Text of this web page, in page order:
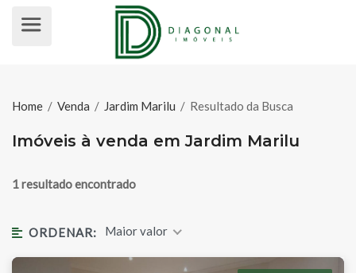
Home / Venda / Jardim Marilu / Resultado da Busca
Imóveis à venda em Jardim Marilu
1 resultado encontrado
ORDENAR: Maior valor